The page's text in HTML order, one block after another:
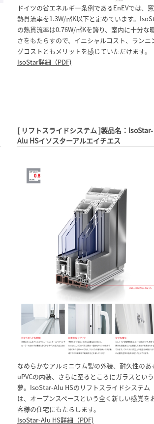
ドイツの省エネルギー条例であるEnEVでは、
熱貫流率を1.3W/㎡K以下と定めています。
の熱貫流率は0.76W/㎡Kを誇り、室内に十分な
さをもたらすので、イニシャルコスト、ランニ
グコストともメリットを感じていただけます。
IsoStar詳細（PDF)
[ リフトスライドシステム ]製品名：IsoStar-
Alu HSイソスターアルエイチエス
なめらかなアルミニウム製の外装、耐久性のあ
uPVCの内装、さらに至るところにガラスという
夢。IsoStar-Alu HSのリフトスライドシステム
は、オープンスペースという全く新しい感覚を
客様の住宅にもたらします。
IsoStar-Alu HS詳細（PDF)